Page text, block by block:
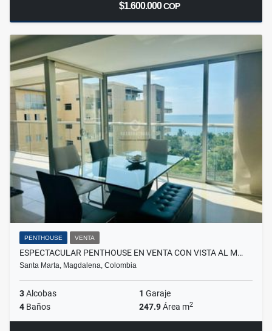
$1.600.000COP
PENTHOUSE VENTA
ESPECTACULAR PENTHOUSE EN VENTA CON VISTA AL M…
Santa Marta, Magdalena, Colombia
3Alcobas 1 Garaje
4 Baños 247.9Área m2